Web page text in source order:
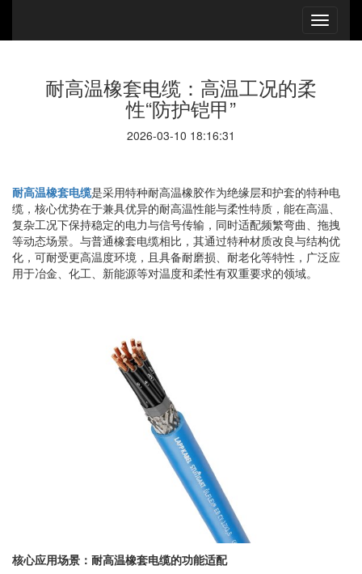
耐高温橡套电缆：高温工况的柔
性“防护铠甲”
2026-03-10 18:16:31
耐高温橡套电缆是采用特种耐高温橡胶作为绝缘层和护套的特种电
缆，核心优势在于兼具优异的耐高温性能与柔性特质，能在高温、
复杂工况下保持稳定的电力与信号传输，同时适配频繁弯曲、拖拽
等动态场景。与普通橡套电缆相比，其通过特种材质改良与结构优
化，可耐受更高温度环境，且具备耐磨损、耐老化等特性，广泛应
用于冶金、化工、新能源等对温度和柔性有双重要求的领域。
核心应用场景：耐高温橡套电缆的功能适配